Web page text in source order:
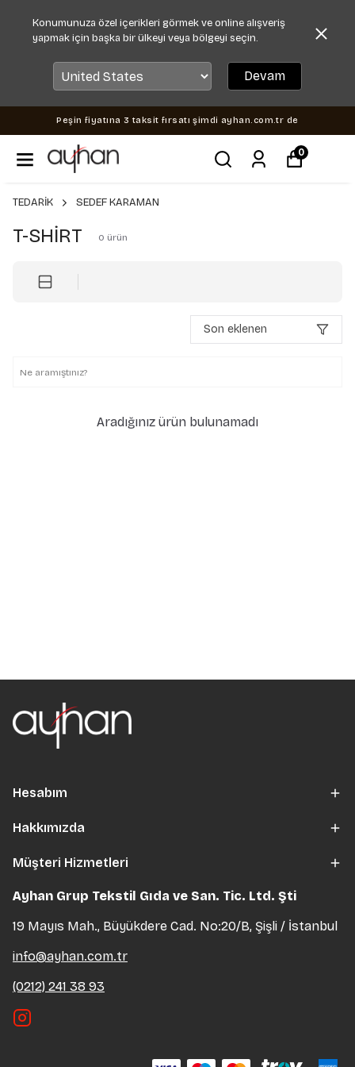
Konumunuza özel içerikleri görmek ve online alışveriş
yapmak için başka bir ülkeyi veya bölgeyi seçin.
Devam
Peşin fiyatına 3 taksit fırsatı şimdi ayhan.com.tr de
0
TEDARİK SEDEF KARAMAN
T-SHİRT 0 ürün
Son eklenen
Aradığınız ürün bulunamadı
Hesabım
Hakkımızda
Müşteri Hizmetleri
Ayhan Grup Tekstil Gıda ve San. Tic. Ltd. Şti
19 Mayıs Mah., Büyükdere Cad. No:20/B, Şişli / İstanbul
info@ayhan.com.tr
(0212) 241 38 93